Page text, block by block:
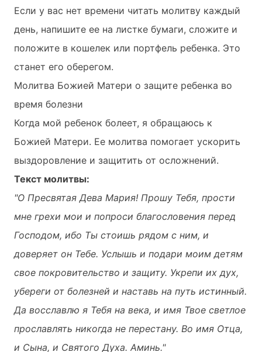
Если у вас нет времени читать молитву каждый
день, напишите ее на листке бумаги, сложите и
положите в кошелек или портфель ребенка. Это
станет его оберегом.
Молитва Божией Матери о защите ребенка во
время болезни
Когда мой ребенок болеет, я обращаюсь к
Божией Матери. Ее молитва помогает ускорить
выздоровление и защитить от осложнений.
Текст молитвы:
"О Пресвятая Дева Мария! Прошу Тебя, прости
мне грехи мои и попроси благословения перед
Господом, ибо Ты стоишь рядом с ним, и
доверяет он Тебе. Услышь и подари моим детям
свое покровительство и защиту. Укрепи их дух,
убереги от болезней и наставь на путь истинный.
Да восславлю я Тебя на века, и имя Твое светлое
прославлять никогда не перестану. Во имя Отца,
и Сына, и Святого Духа. Аминь."